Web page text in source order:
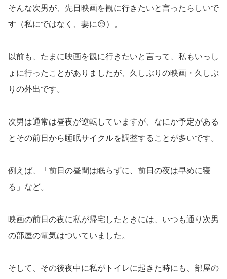
そんな次男が、先日映画を観に行きたいと言ったらしいで
す（私にではなく、妻に😒）。
以前も、たまに映画を観に行きたいと言って、私もいっし
ょに行ったことがありましたが、久しぶりの映画・久しぶ
りの外出です。
次男は通常は昼夜が逆転していますが、なにか予定がある
とその前日から睡眠サイクルを調整することが多いです。
例えば、「前日の昼間は眠らずに、前日の夜は早めに寝
る」など。
映画の前日の夜に私が帰宅したときには、いつも通り次男
の部屋の電気はついていました。
そして、その後夜中に私がトイレに起きた時にも、部屋の